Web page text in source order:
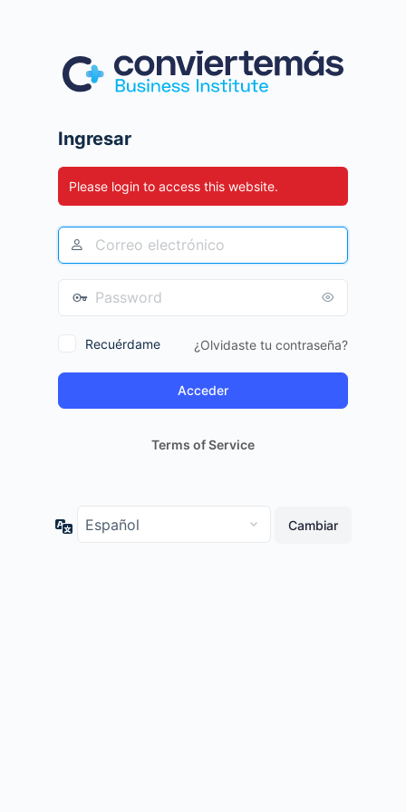
Ingresar
Please login to access this website.
Recuérdame ¿Olvidaste tu contraseña?
Terms of Service
Idioma